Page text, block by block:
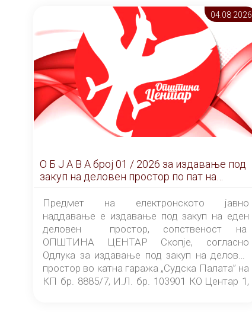
04.08 2026
О Б Ј А В А брoj 01 / 2026 за издавање под
закуп на деловен простор по пат на
ЕЛЕКТРОНСКО ЈАВНО НАДДАВАЊЕ
Предмет на електронското јавно
наддавање е издавање под закуп на еден
деловен простор, сопственост на
ОПШТИНА ЦЕНТАР Скопје, согласно
Одлука за издавање под закуп на деловен
простор во катна гаража „Судска Палата” на
КП бр. 8885/7, И.Л. бр. 103901 КО Центар 1,